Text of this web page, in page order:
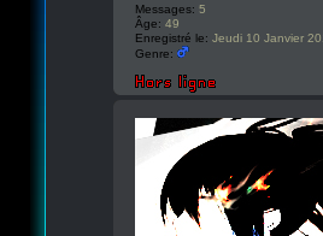
Messages: 5
Âge: 49
Enregistré le: Jeudi 10 Janvier
Genre: